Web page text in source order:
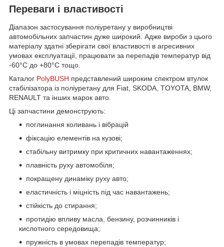
Переваги і властивості
Діапазон застосування поліуретану у виробництві
автомобільних запчастин дуже широкий. Адже вироби з цього
матеріалу здатні зберігати свої властивості в агресивних
умовах експлуатації, працювати за перепадів температур від
-60°С до +80°С тощо.
Каталог PolyBUSH представлений широким спектром втулок
стабілізатора із поліуретану для Fiat, SKODA, TOYOTA, BMW,
RENAULT та інших марок авто.
Ці запчастини демонструють:
поглинання коливань і вібрацій
фіксацію елементів на кузові;
стабільну витримку при критичних навантаженнях;
плавність руху автомобіля;
покращену динаміку руху авто;
еластичність і міцність під час навантажень;
стійкість до стирання;
протидію впливу масла, бензину, розчинників і
кислотного середовища;
пружність в умовах перепадів температур;